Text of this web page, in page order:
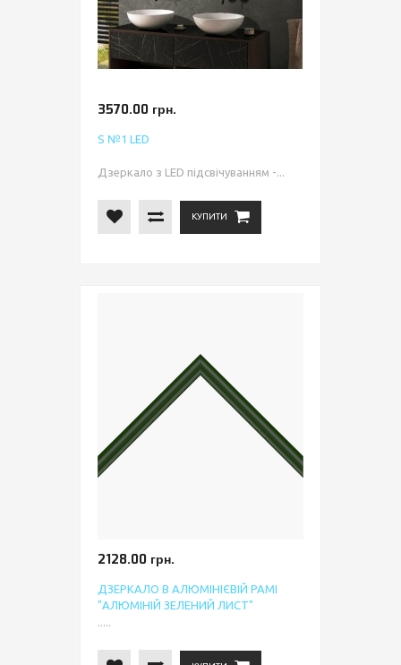
3570.00 грн.
S №1 LED
Дзеркало з LED підсвічуванням -...
КУПИТИ
2128.00 грн.
ДЗЕРКАЛО В АЛЮМІНІЄВІЙ РАМІ
"АЛЮМІНІЙ ЗЕЛЕНИЙ ЛИСТ"
.....